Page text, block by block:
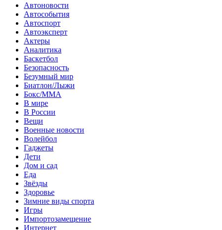
Автоновости
Автособытия
Автоспорт
Автоэксперт
Актеры
Аналитика
Баскетбол
Безопасность
Безумный мир
Биатлон/Лыжи
Бокс/MMA
В мире
В России
Вещи
Военные новости
Волейбол
Гаджеты
Дети
Дом и сад
Еда
Звёзды
Здоровье
Зимние виды спорта
Игры
Импортозамещение
Интернет